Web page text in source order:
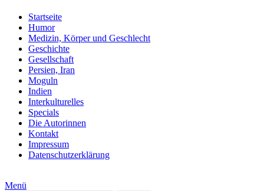
Startseite
Humor
Medizin, Körper und Geschlecht
Geschichte
Gesellschaft
Persien, Iran
Moguln
Indien
Interkulturelles
Specials
Die Autorinnen
Kontakt
Impressum
Datenschutzerklärung
Menü